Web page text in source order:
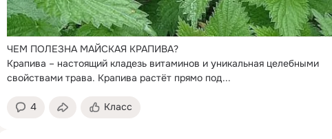
ЧЕМ ПОЛЕЗНА МАЙСКАЯ КРАПИВА?
Крапива – настоящий кладезь витаминов и уникальная целебными
свойствами трава. Крапива растёт прямо под...
4 Класс